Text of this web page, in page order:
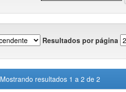
Resultados por página
Mostrando resultados 1 a 2 de 2